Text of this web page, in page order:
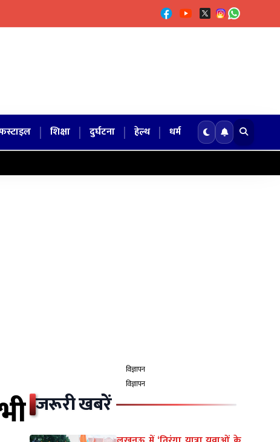
| शिक्षा | दुर्घटना | हेल्थ | धर्म
विज्ञापन
विज्ञापन
जरूरी खबरें